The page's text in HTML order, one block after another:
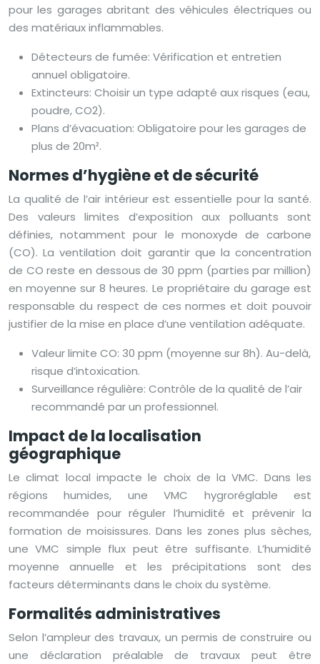
pour les garages abritant des véhicules électriques ou
des matériaux inflammables.
Détecteurs de fumée: Vérification et entretien
annuel obligatoire.
Extincteurs: Choisir un type adapté aux risques (eau,
poudre, CO2).
Plans d’évacuation: Obligatoire pour les garages de
plus de 20m².
Normes d’hygiène et de sécurité
La qualité de l’air intérieur est essentielle pour la santé.
Des valeurs limites d’exposition aux polluants sont
définies, notamment pour le monoxyde de carbone
(CO). La ventilation doit garantir que la concentration
de CO reste en dessous de 30 ppm (parties par million)
en moyenne sur 8 heures. Le propriétaire du garage est
responsable du respect de ces normes et doit pouvoir
justifier de la mise en place d’une ventilation adéquate.
Valeur limite CO: 30 ppm (moyenne sur 8h). Au-delà,
risque d’intoxication.
Surveillance régulière: Contrôle de la qualité de l’air
recommandé par un professionnel.
Impact de la localisation
géographique
Le climat local impacte le choix de la VMC. Dans les
régions humides, une VMC hygroréglable est
recommandée pour réguler l’humidité et prévenir la
formation de moisissures. Dans les zones plus sèches,
une VMC simple flux peut être suffisante. L’humidité
moyenne annuelle et les précipitations sont des
facteurs déterminants dans le choix du système.
Formalités administratives
Selon l’ampleur des travaux, un permis de construire ou
une déclaration préalable de travaux peut être